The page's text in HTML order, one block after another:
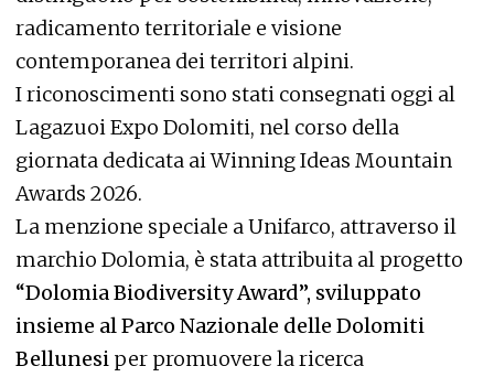
radicamento territoriale e visione
contemporanea dei territori alpini.
I riconoscimenti sono stati consegnati oggi al
Lagazuoi Expo Dolomiti, nel corso della
giornata dedicata ai Winning Ideas Mountain
Awards 2026.
La menzione speciale a Unifarco, attraverso il
marchio Dolomia, è stata attribuita al progetto
“Dolomia Biodiversity Award”, sviluppato
insieme al Parco Nazionale delle Dolomiti
Bellunesi per promuovere la ricerca